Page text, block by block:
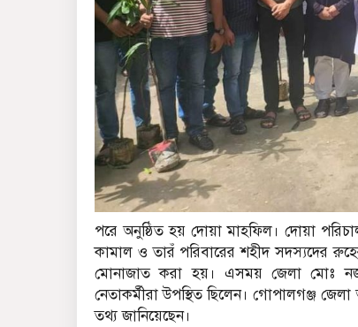
পরে অনুষ্ঠিত হয় দোয়া মাহফিল। দোয়া
কামাল ও তারঁ পরিবারের শহীদ সদস্যদের
মোনাজাত করা হয়। এসময় জেলা মোঃ
নেতাকর্মীরা উপস্থিত ছিলেন। গোপালগঞ্জ
তথ্য জানিয়েছেন।